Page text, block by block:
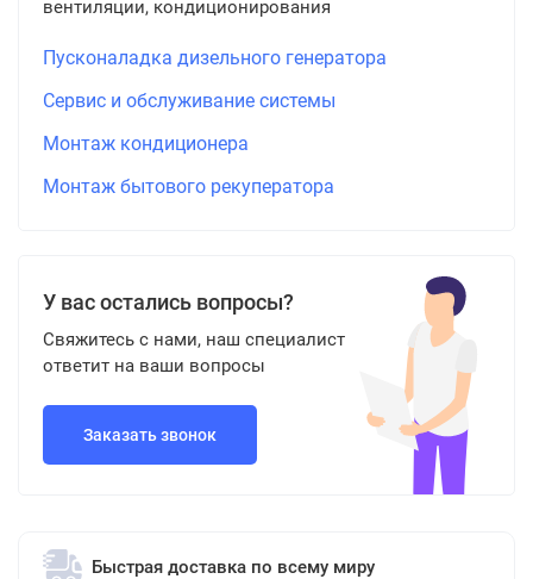
вентиляции, кондиционирования
Пусконаладка дизельного генератора
Сервис и обслуживание системы
Монтаж кондиционера
Монтаж бытового рекуператора
У вас остались вопросы?
Свяжитесь с нами, наш специалист
ответит на ваши вопросы
Заказать звонок
Быстрая доставка по всему миру